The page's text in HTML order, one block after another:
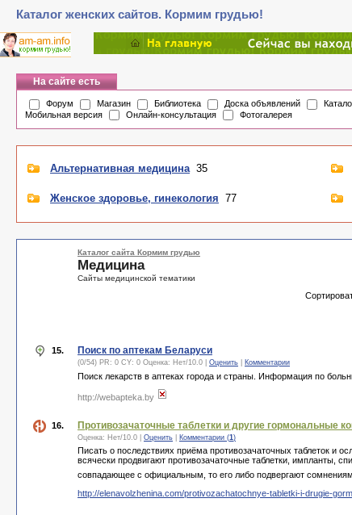
Каталог женских сайтов. Кормим грудью!
На сайте есть
Форум Магазин Библиотека Доска объявлений
Мобильная версия
Онлайн-консультация Фотогалерея
Альтернативная медицина 35
Женское здоровье, гинекология 77
Каталог сайта Кормим грудью
Медицина
Сайты медицинской тематики
15. Поиск по аптекам Беларуси
(0/54) PR: 0 CY: 0 Оценка: Нет/10.0 Оценить Комментарии
Поиск лекарств в аптеках города и страны. Информация по
http://webapteka.by
16. Противозачаточные таблетки и другие гормональные
Оценка: Нет/10.0 Оценить Комментарии (1)
Писать о последствиях приёма противозачаточных таблеток и
всячески продвигают противозачаточные таблетки, импланты,
совпадающее с официальным, то его либо подвергают
http://elenavolzhenina.com/protivozachatochnye-tabletki-i-drugie-